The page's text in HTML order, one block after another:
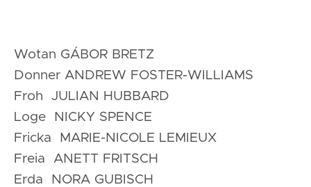
Wotan GÁBOR BRETZ
Donner ANDREW FOSTER-WILLIAMS
Froh JULIAN HUBBARD
Loge NICKY SPENCE
Fricka MARIE-NICOLE LEMIEUX
Freia ANETT FRITSCH
Erda NORA GUBISCH